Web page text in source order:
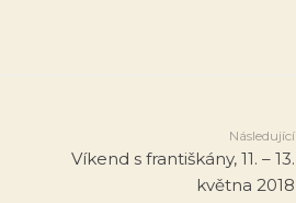
Následující
Víkend s františkány, 11. – 13.
května 2018